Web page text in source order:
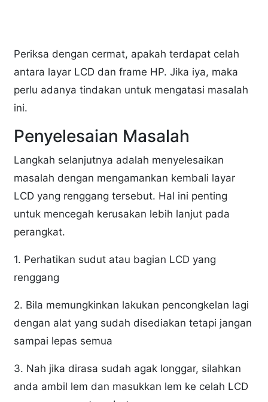
Periksa dengan cermat, apakah terdapat celah
antara layar LCD dan frame HP. Jika iya, maka
perlu adanya tindakan untuk mengatasi masalah
ini.
Penyelesaian Masalah
Langkah selanjutnya adalah menyelesaikan
masalah dengan mengamankan kembali layar
LCD yang renggang tersebut. Hal ini penting
untuk mencegah kerusakan lebih lanjut pada
perangkat.
1. Perhatikan sudut atau bagian LCD yang
renggang
2. Bila memungkinkan lakukan pencongkelan lagi
dengan alat yang sudah disediakan tetapi jangan
sampai lepas semua
3. Nah jika dirasa sudah agak longgar, silahkan
anda ambil lem dan masukkan lem ke celah LCD